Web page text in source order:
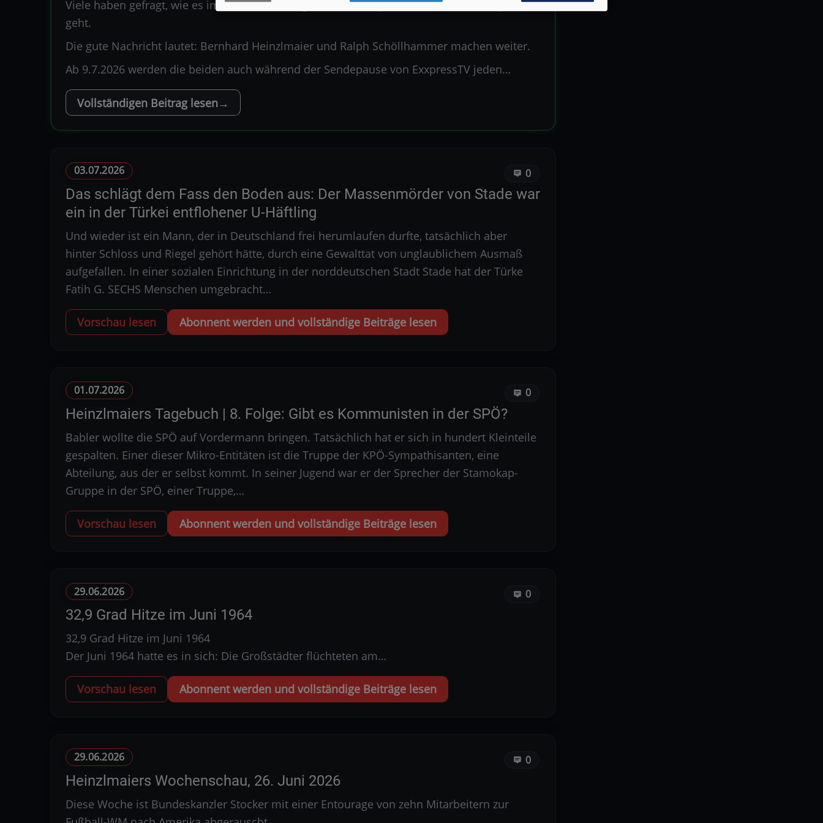
Viele haben gefragt, wie es im Sommer weitergeht, wenn ExxpressTV in die Sommerpause
geht.
Die gute Nachricht lautet: Bernhard Heinzlmaier und Ralph Schöllhammer machen weiter.
Ab 9.7.2026 werden die beiden auch während der Sendepause von ExxpressTV jeden…
Vollständigen Beitrag lesen
03.07.2026 0
Das schlägt dem Fass den Boden aus: Der Massenmörder von Stade war
ein in der Türkei entflohener U-Häftling
Und wieder ist ein Mann, der in Deutschland frei herumlaufen durfte, tatsächlich aber
hinter Schloss und Riegel gehört hätte, durch eine Gewalttat von unglaublichem Ausmaß
aufgefallen. In einer sozialen Einrichtung in der norddeutschen Stadt Stade hat der Türke
Fatih G. SECHS Menschen umgebracht…
Vorschau lesen Abonnent werden und vollständige Beiträge lesen
01.07.2026 0
Heinzlmaiers Tagebuch | 8. Folge: Gibt es Kommunisten in der SPÖ?
Babler wollte die SPÖ auf Vordermann bringen. Tatsächlich hat er sich in hundert Kleinteile
gespalten. Einer dieser Mikro-Entitäten ist die Truppe der KPÖ-Sympathisanten, eine
Abteilung, aus der er selbst kommt. In seiner Jugend war er der Sprecher der Stamokap-
Gruppe in der SPÖ, einer Truppe,…
Vorschau lesen Abonnent werden und vollständige Beiträge lesen
29.06.2026 0
32,9 Grad Hitze im Juni 1964
32,9 Grad Hitze im Juni 1964
Der Juni 1964 hatte es in sich: Die Großstädter flüchteten am…
Vorschau lesen Abonnent werden und vollständige Beiträge lesen
29.06.2026 0
Heinzlmaiers Wochenschau, 26. Juni 2026
Diese Woche ist Bundeskanzler Stocker mit einer Entourage von zehn Mitarbeitern zur